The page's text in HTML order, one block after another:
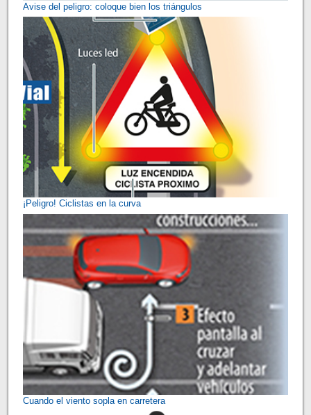
Avise del peligro: coloque bien los triángulos
¡Peligro! Ciclistas en la curva
Cuando el viento sopla en carretera